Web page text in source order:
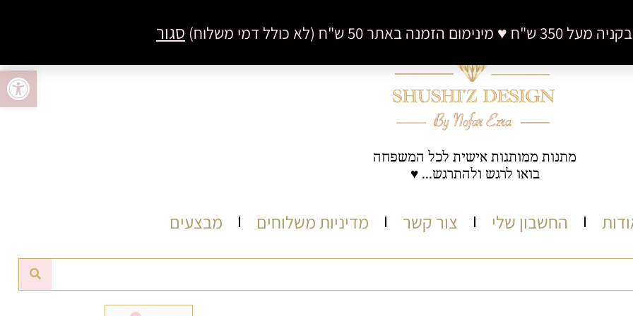
פתח
ש"ח (לא כולל דמי משלוח) סגור
מתנות ממותגות אישית לכל המשפחה
בואו לרגש ולהתרגש... ♥
החשבון שלי צור קשר מדיניות משלוחים מבצעים